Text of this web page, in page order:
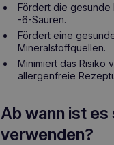
Fördert die gesunde
-6-Säuren.
Fördert eine
Mineralstoffquellen.
Minimiert das Risiko
allergenfreie
Ab wann ist es
verwenden?